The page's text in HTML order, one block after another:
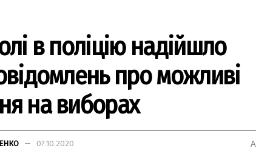
в поліцію надійшло
про можливі
на виборах
07.10.2020 A